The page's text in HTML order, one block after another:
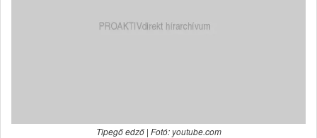
Tipegő edző | Fotó: youtube.com